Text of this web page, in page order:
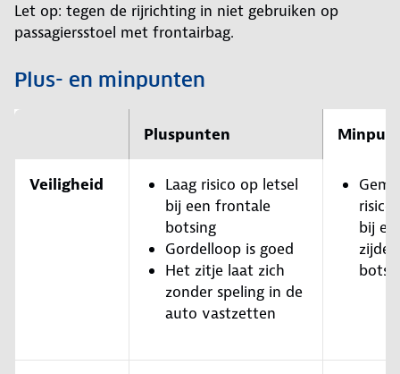
Let op: tegen de rijrichting in niet gebruiken op
passagiersstoel met frontairbag.
Plus- en minpunten
Pluspunten
Veiligheid
Laag risico op letsel
bij een frontale
botsing
Gordelloop is goed
Het zitje laat zich
zonder speling in de
auto vastzetten
risico
bij